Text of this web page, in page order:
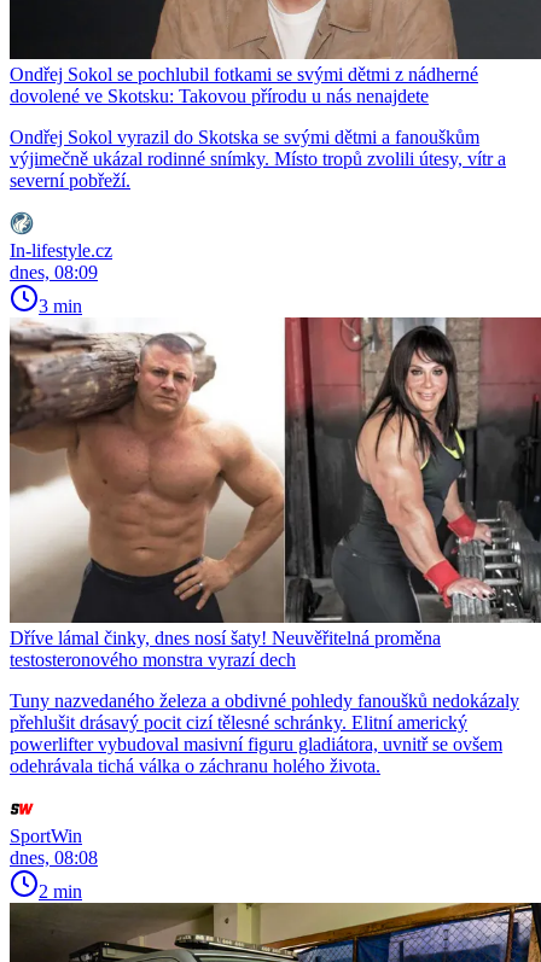
Ondřej Sokol se pochlubil fotkami se svými dětmi z nádherné
dovolené ve Skotsku: Takovou přírodu u nás nenajdete
Ondřej Sokol vyrazil do Skotska se svými dětmi a fanouškům
výjimečně ukázal rodinné snímky. Místo tropů zvolili útesy, vítr a
severní pobřeží.
In-lifestyle.cz
dnes, 08:09
3 min
Dříve lámal činky, dnes nosí šaty! Neuvěřitelná proměna
testosteronového monstra vyrazí dech
Tuny nazvedaného železa a obdivné pohledy fanoušků nedokázaly
přehlušit drásavý pocit cizí tělesné schránky. Elitní americký
powerlifter vybudoval masivní figuru gladiátora, uvnitř se ovšem
odehrávala tichá válka o záchranu holého života.
SportWin
dnes, 08:08
2 min